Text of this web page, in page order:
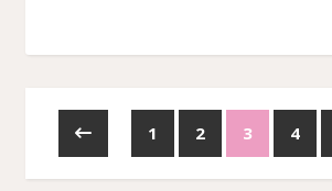
1 2 3 4